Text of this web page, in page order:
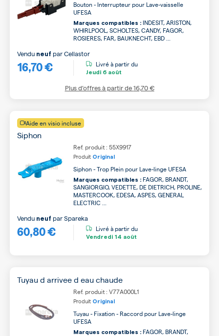
Bouton - Interrupteur pour Lave-vaisselle
UFESA
Marques compatibles : INDESIT, ARISTON,
WHIRLPOOL, SCHOLTES, CANDY, FAGOR,
ROSIERES, FAR, BAUKNECHT, EBD ...
16,70 €
Vendu neuf parCellastor
Livré à partir du
Jeudi 6 août
Plus d’offres à partir de16,70 €
Aide en visio incluse
Siphon
Ref. produit : 55X9917
Produit Original
Siphon - Trop Plein pour Lave-linge UFESA
Marques compatibles : FAGOR, BRANDT,
SANGIORGIO, VEDETTE, DE DIETRICH, PROLINE,
MASTERCOOK, EDESA, ASPES, GENERAL
ELECTRIC ...
60,80 €
Vendu neuf parSpareka
Livré à partir du
Vendredi 14 août
Tuyau d arrivee d eau chaude
Ref. produit : V77A000L1
Produit Original
Tuyau - Fixation - Raccord pour Lave-linge
UFESA
Marques compatibles : FAGOR, BRANDT,